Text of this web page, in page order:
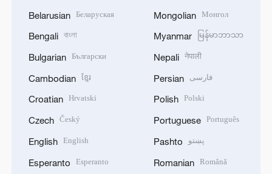
Belarusian Беларуская
Bengali বাংলা
Bulgarian Български
Cambodian ខ្មែរ
Croatian Hrvatski
Czech Český
English English
Esperanto Esperanto
Mongolian Монгол
Myanmar မြန်မာဘာသာ
Nepali नेपाली
Persian فارسی
Polish Polski
Portuguese Português
Pashto پښتو
Romanian Română